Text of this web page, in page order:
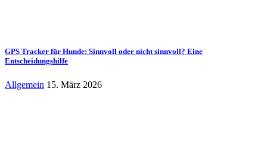
GPS Tracker für Hunde: Sinnvoll oder nicht sinnvoll? Eine
Entscheidungshilfe
Allgemein 15. März 2026